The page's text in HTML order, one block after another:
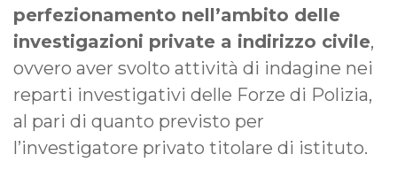
perfezionamento nell’ambito delle
investigazioni private a indirizzo civile,
ovvero aver svolto attività di indagine nei
reparti investigativi delle Forze di Polizia,
al pari di quanto previsto per
l’investigatore privato titolare di istituto.